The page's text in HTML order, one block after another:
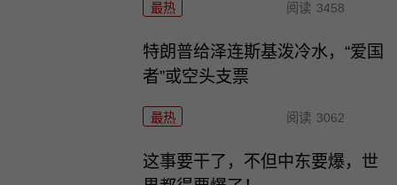
最热 阅读 3458
特朗普给泽连斯基泼冷水，“爱国
者”或空头支票
最热 阅读 3062
这事要干了，不但中东要爆，世